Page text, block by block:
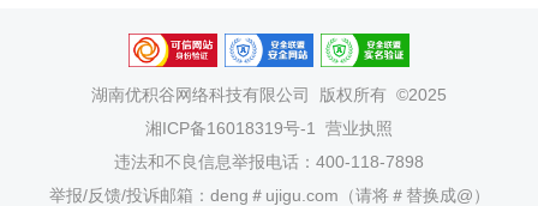
湖南优积谷网络科技有限公司
版权所有 ©2025
湘ICP备16018319号-1 营业执照
违法和不良信息举报电话：400-118-7898
举报/反馈/投诉邮箱：deng＃ujigu.com（请将＃替换成@）